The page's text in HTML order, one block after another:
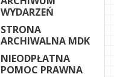
WYDARZEŃ
STRONA
ARCHIWALNA MDK
NIEODPŁATNA
POMOC PRAWNA